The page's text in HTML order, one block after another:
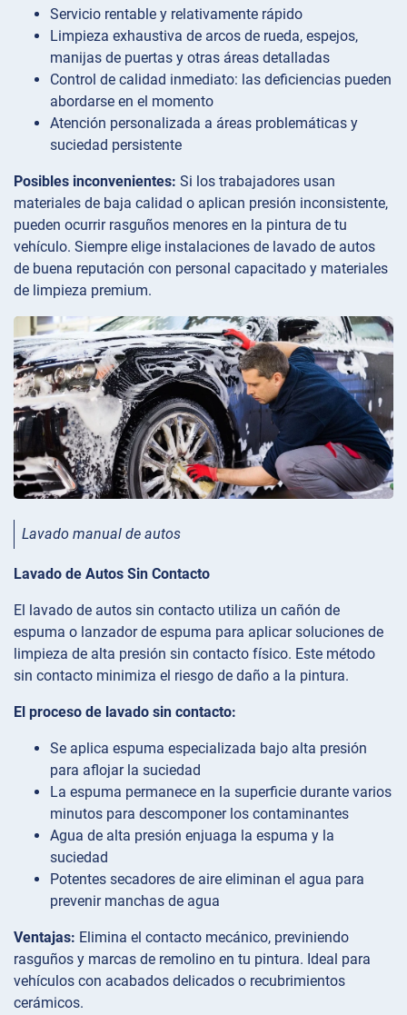
Servicio rentable y relativamente rápido
Limpieza exhaustiva de arcos de rueda, espejos,
manijas de puertas y otras áreas detalladas
Control de calidad inmediato: las deficiencias pueden
abordarse en el momento
Atención personalizada a áreas problemáticas y
suciedad persistente
Posibles inconvenientes: Si los trabajadores usan
materiales de baja calidad o aplican presión inconsistente,
pueden ocurrir rasguños menores en la pintura de tu
vehículo. Siempre elige instalaciones de lavado de autos
de buena reputación con personal capacitado y materiales
de limpieza premium.
Lavado manual de autos
Lavado de Autos Sin Contacto
El lavado de autos sin contacto utiliza un cañón de
espuma o lanzador de espuma para aplicar soluciones de
limpieza de alta presión sin contacto físico. Este método
sin contacto minimiza el riesgo de daño a la pintura.
El proceso de lavado sin contacto:
Se aplica espuma especializada bajo alta presión
para aflojar la suciedad
La espuma permanece en la superficie durante varios
minutos para descomponer los contaminantes
Agua de alta presión enjuaga la espuma y la
suciedad
Potentes secadores de aire eliminan el agua para
prevenir manchas de agua
Ventajas: Elimina el contacto mecánico, previniendo
rasguños y marcas de remolino en tu pintura. Ideal para
vehículos con acabados delicados o recubrimientos
cerámicos.